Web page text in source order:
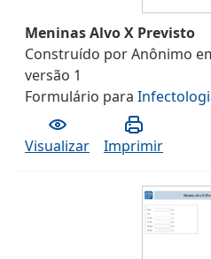
Meninas Alvo X Previsto
Construído porAnônimo
versão 1
Formulário para
Visualizar Imprimir